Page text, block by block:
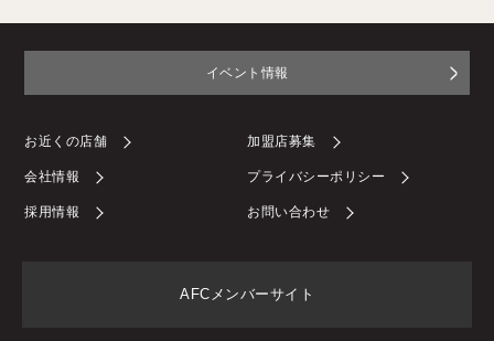
イベント情報
お近くの店舗 加盟店募集
会社情報 プライバシーポリシー
採用情報 お問い合わせ
AFCメンバーサイト